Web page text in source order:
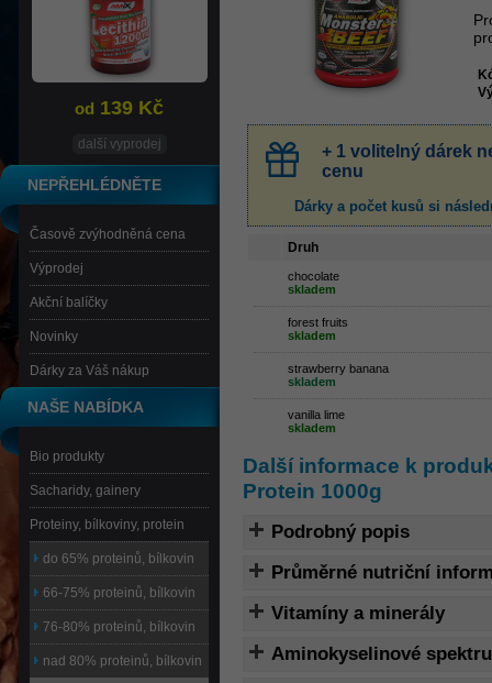
+ 1 volitelný dárek
cenu
Dárky a počet kusů si
Druh
chocolate
skladem
forest fruits
skladem
strawberry banana
skladem
vanilla lime
skladem
Další informace k
Protein 1000g
Podrobný popis
Průměrné nutriční
Vitamíny a minerály
Aminokyselinové
od 139 Kč
další vyprodej
NEPŘEHLÉDNĚTE
Časově zvýhodněná cena
Výprodej
Akční balíčky
Novinky
Dárky za Váš nákup
NAŠE NABÍDKA
Bio produkty
Sacharidy, gainery
Proteiny, bílkoviny, protein
do 65% proteinů, bílkovin
66-75% proteinů, bílkovin
76-80% proteinů, bílkovin
nad 80% proteinů, bílkovin